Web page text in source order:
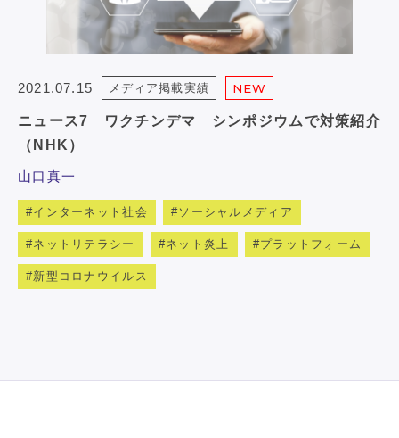
2021.07.15 メディア掲載実績 NEW
ニュース7 ワクチンデマ シンポジウムで対策紹介
（NHK）
山口真一
インターネット社会 ソーシャルメディア
ネットリテラシー ネット炎上 プラットフォーム
新型コロナウイルス